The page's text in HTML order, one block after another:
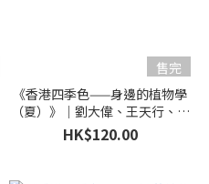
售完
《香港四季色——身邊的植物學
（夏）》｜劉大偉、王天行、吳
欣娘 著｜香港中文大學出版社
HK$120.00